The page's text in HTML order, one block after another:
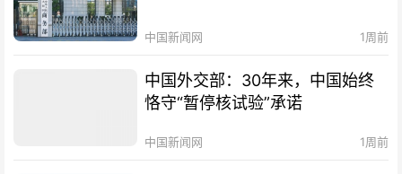
中国新闻网 1周前
中国外交部：30年来，中国始终
恪守“暂停核试验”承诺
中国新闻网 1周前